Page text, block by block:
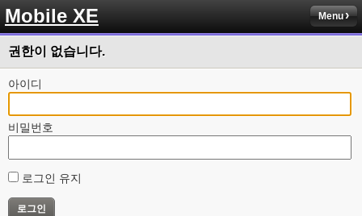
Mobile XE Menu
권한이 없습니다.
아이디
비밀번호
로그인 유지